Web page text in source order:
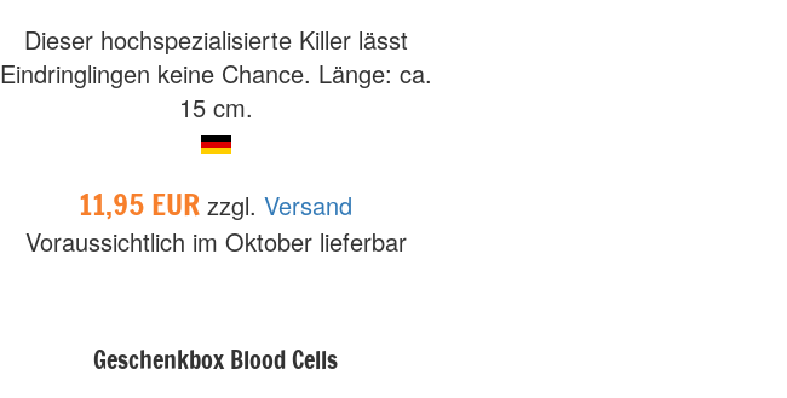
Dieser hochspezialisierte Killer lässt
Eindringlingen keine Chance. Länge: ca.
15 cm.
11,95 EUR zzgl. Versand
Voraussichtlich im Oktober lieferbar
Geschenkbox Blood Cells